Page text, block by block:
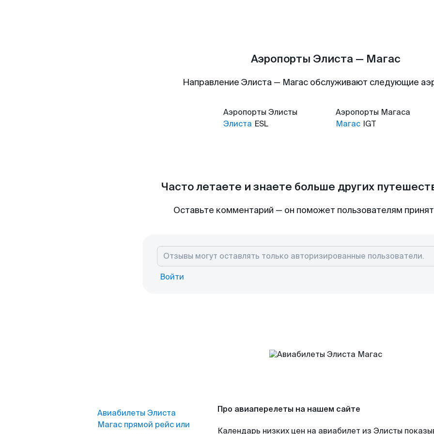
Аэропорты Элиста — Магас
Направление Элиста — Магас обслуживают следующие
Аэропорты Элисты
Элиста ESL
Аэропорты Магаса
Магас IGT
Часто летаете и знаете больше других
Оставьте комментарий — он поможет пользователям
Войти
Авиабилеты Элиста
Магас прямой рейс или
Про авиаперелеты на нашем сайте
Календарь низких цен на авиабилет из Элисты